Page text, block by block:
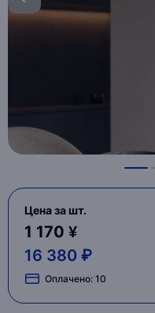
Цена за шт.
1 170 ¥
16 380 ₽
Оплачено: 10